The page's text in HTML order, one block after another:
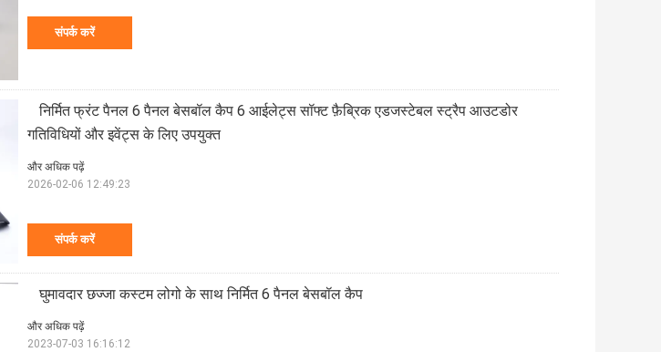
संपर्क करें
निर्मित फ्रंट पैनल 6 पैनल बेसबॉल कैप 6 आईलेट्स सॉफ्ट फ़ैब्रिक एडजस्टेबल स्ट्रैप आउटडोर
गतिविधियों और इवेंट्स के लिए उपयुक्त
संपर्क करें
और अधिक पढ़ें
2026-02-06 12:49:23
घुमावदार छज्जा कस्टम लोगो के साथ निर्मित 6 पैनल बेसबॉल कैप
और अधिक पढ़ें
2023-07-03 16:16:12